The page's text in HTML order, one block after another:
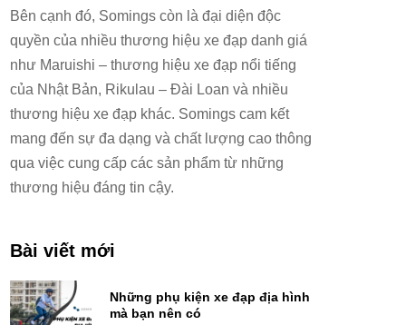
Bên cạnh đó, Somings còn là đại diện độc
quyền của nhiều thương hiệu xe đạp danh giá
như Maruishi – thương hiệu xe đạp nổi tiếng
của Nhật Bản, Rikulau – Đài Loan và nhiều
thương hiệu xe đạp khác. Somings cam kết
mang đến sự đa dạng và chất lượng cao thông
qua việc cung cấp các sản phẩm từ những
thương hiệu đáng tin cậy.
Bài viết mới
Những phụ kiện xe đạp địa hình
mà bạn nên có